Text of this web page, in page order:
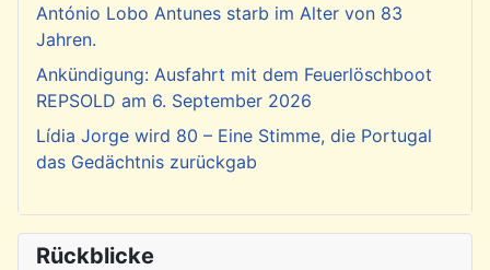
António Lobo Antunes starb im Alter von 83
Jahren.
Ankündigung: Ausfahrt mit dem Feuerlöschboot
REPSOLD am 6. September 2026
Lídia Jorge wird 80 – Eine Stimme, die Portugal
das Gedächtnis zurückgab
Rückblicke